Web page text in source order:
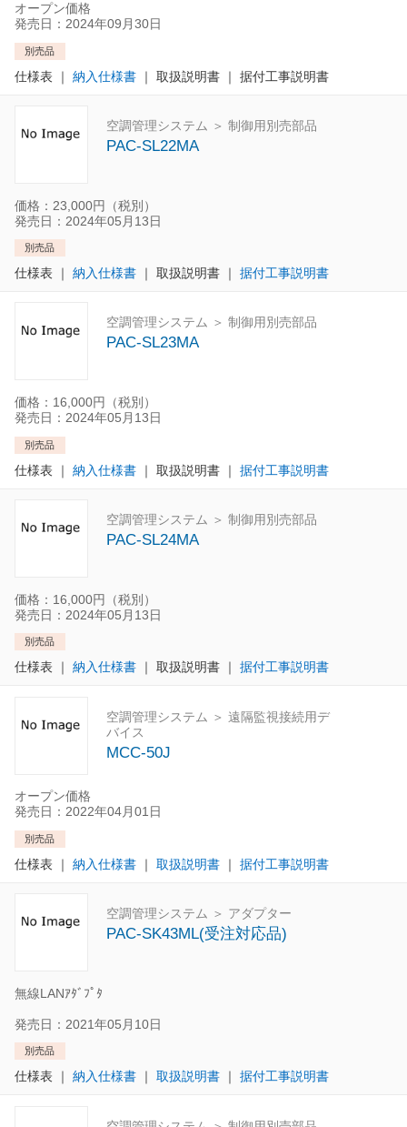
オープン価格
発売日：2024年09月30日
別売品
仕様表 ｜ 納入仕様書 ｜ 取扱説明書｜ 据付工事説明書
空調管理システム ＞ 制御用別売部品
PAC-SL22MA
価格：23,000円（税別）
発売日：2024年05月13日
別売品
仕様表 ｜ 納入仕様書 ｜ 取扱説明書｜ 据付工事説明書
空調管理システム ＞ 制御用別売部品
PAC-SL23MA
価格：16,000円（税別）
発売日：2024年05月13日
別売品
仕様表 ｜ 納入仕様書 ｜ 取扱説明書｜ 据付工事説明書
空調管理システム ＞ 制御用別売部品
PAC-SL24MA
価格：16,000円（税別）
発売日：2024年05月13日
別売品
仕様表 ｜ 納入仕様書 ｜ 取扱説明書｜ 据付工事説明書
空調管理システム ＞ 遠隔監視接続用デ
バイス
MCC-50J
オープン価格
発売日：2022年04月01日
別売品
仕様表 ｜ 納入仕様書 ｜ 取扱説明書 ｜ 据付工事説明書
空調管理システム ＞ アダプター
PAC-SK43ML(受注対応品)
無線LANｱﾀﾞﾌﾟﾀ
発売日：2021年05月10日
別売品
仕様表 ｜ 納入仕様書 ｜ 取扱説明書 ｜ 据付工事説明書